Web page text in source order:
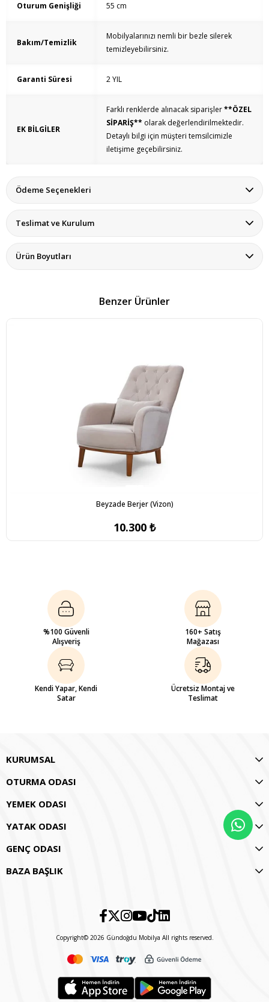
Oturum Genişliği 55 cm
Bakım/Temizlik
Mobilyalarınızı nemli bir bezle silerek
temizleyebilirsiniz.
Garanti Süresi 2 YIL
EK BİLGİLER
Farklı renklerde alınacak siparişler**ÖZEL
SİPARİŞ** olarak değerlendirilmektedir.
Detaylı bilgi için müşteri temsilcimizle
iletişime geçebilirsiniz.
Ödeme Seçenekleri
Teslimat ve Kurulum
Ürün Boyutları
Benzer Ürünler
Beyzade Berjer (Vizon)
10.300 ₺
%100 Güvenli
Alışveriş
160+ Satış
Mağazası
Kendi Yapar, Kendi
Satar
Ücretsiz Montaj ve
Teslimat
KURUMSAL
OTURMA ODASI
YEMEK ODASI
YATAK ODASI
GENÇ ODASI
BAZA BAŞLIK
Copyright© 2026 Gündoğdu Mobilya All rights reserved.